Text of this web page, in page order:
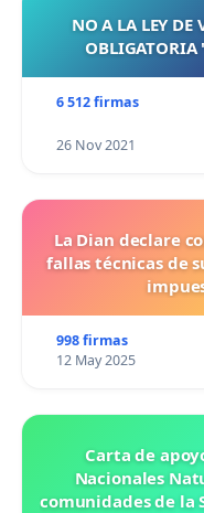
NO A LA LEY DE
6 512 firmas
26 Nov 2021
La Dian declare
fallas técnicas de
998 firmas
12 May 2025
Carta de
Nacionales
comunidades de la